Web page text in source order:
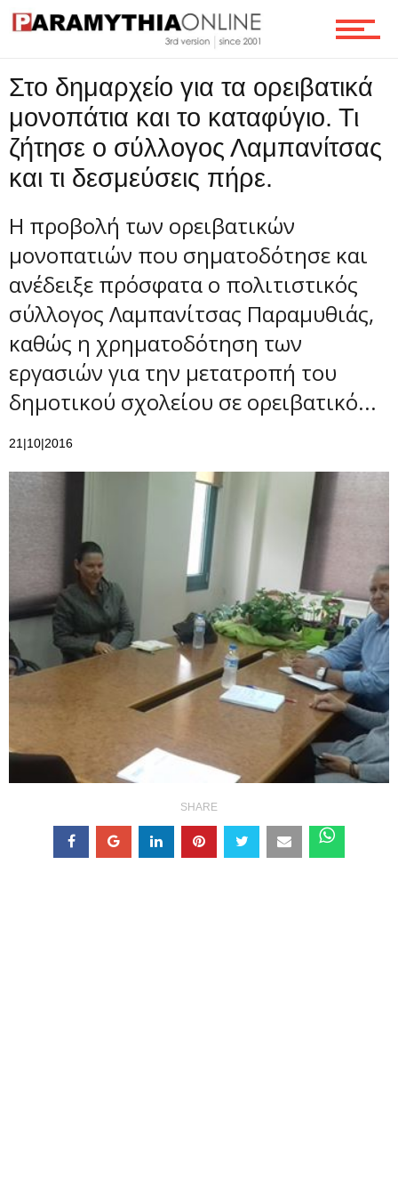
Επικοινωνία
Στο δημαρχείο για τα ορειβατικά
μονοπάτια και το καταφύγιο. Τι
ζήτησε ο σύλλογος Λαμπανίτσας
και τι δεσμεύσεις πήρε.
Η προβολή των ορειβατικών
μονοπατιών που σηματοδότησε και
ανέδειξε πρόσφατα ο πολιτιστικός
σύλλογος Λαμπανίτσας Παραμυθιάς,
καθώς η χρηματοδότηση των
εργασιών για την μετατροπή του
δημοτικού σχολείου σε ορειβατικό...
21|10|2016
SHARE